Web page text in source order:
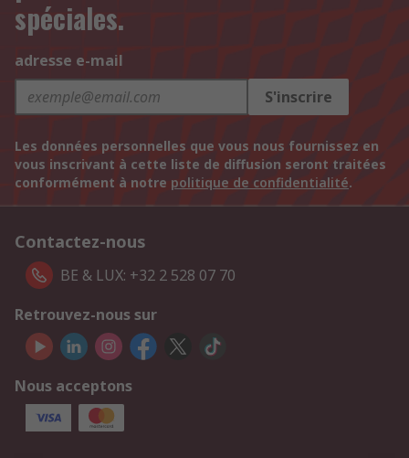
spéciales.
adresse e-mail
S'inscrire
Les données personnelles que vous nous fournissez en
vous inscrivant à cette liste de diffusion seront traitées
conformément à notre politique de confidentialité.
Contactez-nous
BE & LUX: +32 2 528 07 70
Retrouvez-nous sur
Nous acceptons